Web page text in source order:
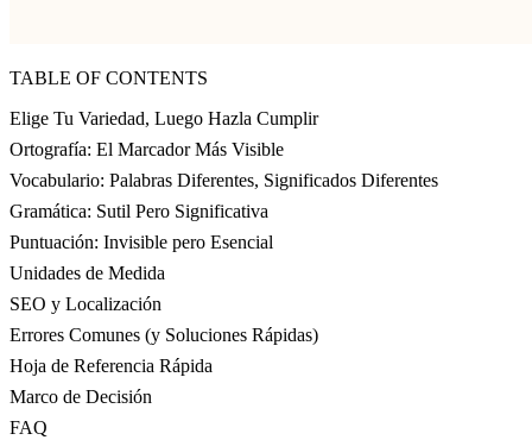
TABLE OF CONTENTS
Elige Tu Variedad, Luego Hazla Cumplir
Ortografía: El Marcador Más Visible
Vocabulario: Palabras Diferentes, Significados Diferentes
Gramática: Sutil Pero Significativa
Puntuación: Invisible pero Esencial
Unidades de Medida
SEO y Localización
Errores Comunes (y Soluciones Rápidas)
Hoja de Referencia Rápida
Marco de Decisión
FAQ